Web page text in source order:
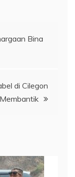
Bina
di Cilegon
Membantik